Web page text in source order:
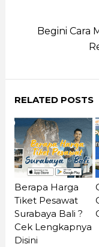
Begini Cara
RELATED POSTS
Berapa Harga
Tiket Pesawat
Surabaya Bali ?
Cek Lengkapnya
Disini